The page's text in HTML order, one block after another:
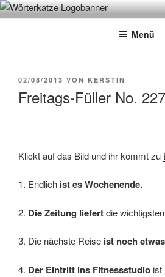
Zum
InhaltWÖRTERKATZE
Von Büchern erzählen
Menü
VERÖFFENTLICHT
02/08/2013 VON KERSTIN
Freitags-Füller No. 227
Klickt auf das Bild und ihr kommt zu
1. Endlich ist es Wochenende.
2. Die Zeitung liefertdie
3. Die nächste Reise ist noch
4. Der Eintritt ins Fitnessstudio ist